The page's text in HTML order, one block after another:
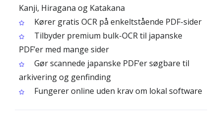
Kanji, Hiragana og Katakana
Kører gratis OCR på enkeltstående PDF-sider
Tilbyder premium bulk-OCR til japanske
PDF’er med mange sider
Gør scannede japanske PDF’er søgbare til
arkivering og genfinding
Fungerer online uden krav om lokal software